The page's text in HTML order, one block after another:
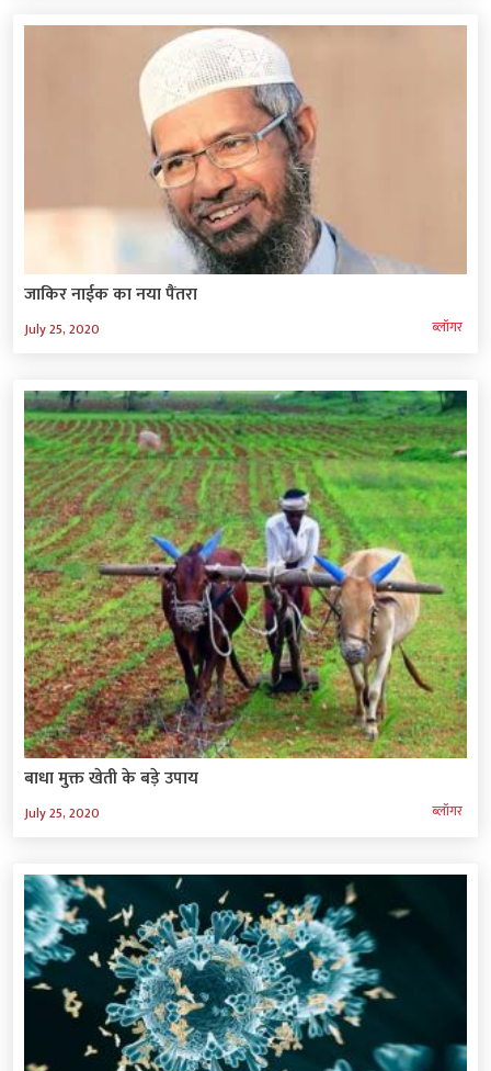
जाकिर नाईक का नया पैंतरा
July 25, 2020 ब्‍लॉगर
बाधा मुक्त खेती के बड़े उपाय
July 25, 2020 ब्‍लॉगर